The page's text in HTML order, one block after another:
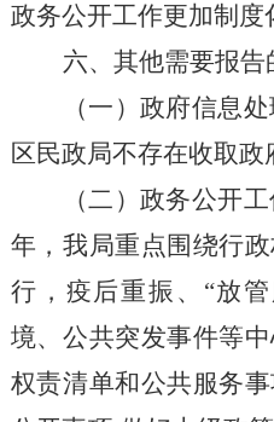
政务公开工作更加制度
六、其他需要报告
（一）政府信息
区民政局不存在收取政
（二 ）政务公开工
年，我局重点围绕行
行，疫后重振、“放
境、公共突发事件等
权责清单和公共服务